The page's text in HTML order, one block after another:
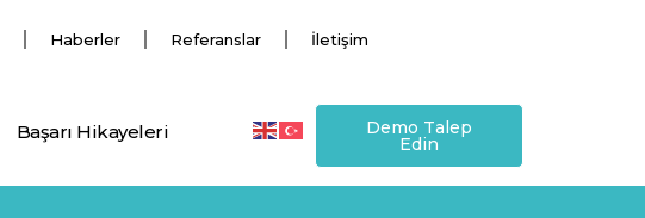
Haberler Referanslar İletişim
Başarı Hikayeleri Demo Talep
Edin